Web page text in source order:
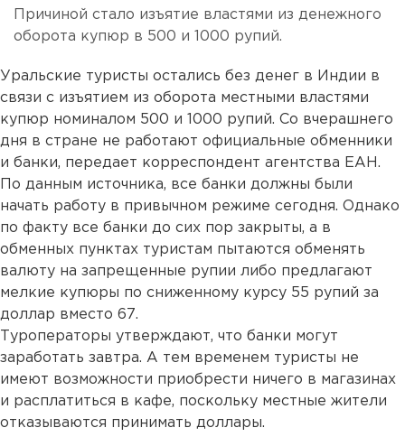
Причиной стало изъятие властями из денежного
оборота купюр в 500 и 1000 рупий.
Уральские туристы остались без денег в Индии в
связи с изъятием из оборота местными властями
купюр номиналом 500 и 1000 рупий. Со вчерашнего
дня в стране не работают официальные обменники
и банки, передает корреспондент агентства ЕАН.
По данным источника, все банки должны были
начать работу в привычном режиме сегодня. Однако
по факту все банки до сих пор закрыты, а в
обменных пунктах туристам пытаются обменять
валюту на запрещенные рупии либо предлагают
мелкие купюры по сниженному курсу 55 рупий за
доллар вместо 67.
Туроператоры утверждают, что банки могут
заработать завтра. А тем временем туристы не
имеют возможности приобрести ничего в магазинах
и расплатиться в кафе, поскольку местные жители
отказываются принимать доллары.